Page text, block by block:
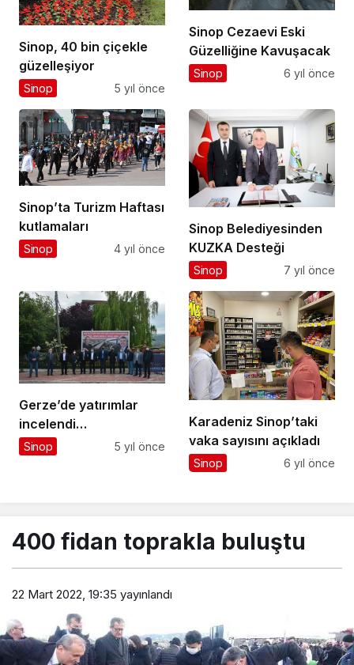
Sinop, 40 bin çiçekle
güzelleşiyor
Sinop 5 yıl önce
Sinop Cezaevi Eski
Güzelliğine Kavuşacak
Sinop 6 yıl önce
Sinop’ta Turizm Haftası
kutlamaları
Sinop 4 yıl önce
Sinop Belediyesinden
KUZKA Desteği
Sinop 7 yıl önce
Gerze’de yatırımlar
incelendi…
Sinop 5 yıl önce
Karadeniz Sinop’taki
vaka sayısını açıkladı
Sinop 6 yıl önce
400 fidan toprakla buluştu
22 Mart 2022, 19:35 yayınlandı